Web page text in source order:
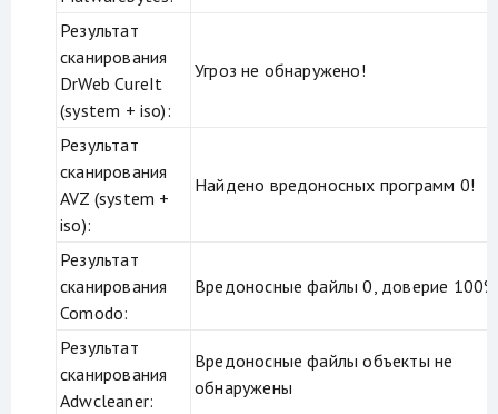
Результат
сканирования
DrWeb CureIt
(system + iso):
Угроз не обнаружено!
Результат
сканирования
AVZ (system +
iso):
Найдено вредоносных программ 0!
Результат
сканирования
Comodo:
Вредоносные файлы 0, доверие 100%
Результат
сканирования
Adwcleaner:
Вредоносные файлы объекты не
обнаружены